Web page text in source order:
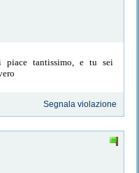
piace tantissimo, e tu sei
Segnala violazione